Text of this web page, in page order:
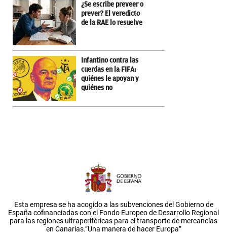
¿Se escribe preveer o
prever? El veredicto
de la RAE lo resuelve
Infantino contra las
cuerdas en la FIFA:
quiénes le apoyan y
quiénes no
Esta empresa se ha acogido a las subvenciones del Gobierno de
España cofinanciadas con el Fondo Europeo de Desarrollo Regional
para las regiones ultraperiféricas para el transporte de mercancías
en Canarias.”Una manera de hacer Europa”